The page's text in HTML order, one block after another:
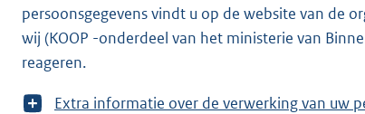
persoonsgegevens vindt u op de website van de organisatie
wij (KOOP -onderdeel van het ministerie van
reageren.
T
Extra informatie over de